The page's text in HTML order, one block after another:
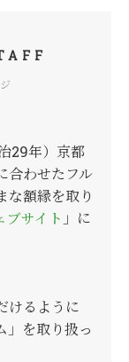
29年）京都
合わせたフル
な額縁を取り
ブサイト 」に
けるように
」を取り扱っ